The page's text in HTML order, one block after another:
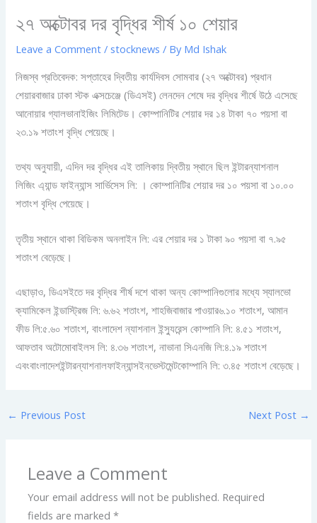
২৭ অক্টোবর দর বৃদ্ধির শীর্ষ ১০ শেয়ার
Leave a Comment / stocknews / By Md Ishak
নিজস্ব প্রতিবেদক: সপ্তাহের দ্বিতীয় কার্যদিবস সোমবার (২৭ অক্টোবর) প্রধান
শেয়ারবাজার ঢাকা স্টক এক্সচেঞ্জে (ডিএসই) লেনদেন শেষে দর বৃদ্ধির শীর্ষে উঠে এসেছে
আনোয়ার গ্যালভানাইজিং লিমিটেড। কোম্পানিটির শেয়ার দর ১৪ টাকা ৭০ পয়সা বা
২৩.১৯ শতাংশ বৃদ্ধি পেয়েছে।
তথ্য অনুযায়ী, এদিন দর বৃদ্ধির এই তালিকায় দ্বিতীয় স্থানে ছিল ইন্টারন্যাশনাল
লিজিং এ্যান্ড ফাইন্যান্স সার্ভিসেস লি: । কোম্পানিটির শেয়ার দর ১০ পয়সা বা ১০.০০
শতাংশ বৃদ্ধি পেয়েছে।
তৃতীয় স্থানে থাকা বিডিকম অনলাইন লি: এর শেয়ার দর ১ টাকা ৯০ পয়সা বা ৭.৯৫
শতাংশ বেড়েছে।
এছাড়াও, ডিএসইতে দর বৃদ্ধির শীর্ষ দশে থাকা অন্য কোম্পানিগুলোর মধ্যে স্যালভো
ক্যামিকেল ইন্ডাস্ট্রিজ লি: ৬.৬২ শতাংশ, শাহজিবাজার পাওয়ার৬.১০ শতাংশ, আমান
ফীড লি:৫.৬০ শতাংশ, বাংলাদেশ ন্যাশনাল ইন্স্যুরেন্স কোম্পানি লি: ৪.৫১ শতাংশ,
আফতাব অটোমোবাইলস লি: ৪.৩৬ শতাংশ, নাভানা সিএনজি লি:৪.১৯ শতাংশ
এবংবাংলাদেশইন্টারন্যাশনালফাইন্যান্সইনভেস্টমেন্টকোম্পানি লি: ৩.৪৫ শতাংশ বেড়েছে।
← Previous Post Next Post →
Leave a Comment
Your email address will not be published. Required
fields are marked*